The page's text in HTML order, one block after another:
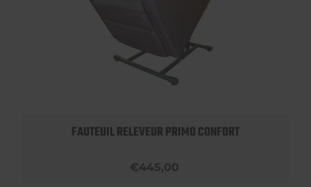
FAUTEUIL RELEVEUR PRIMO CONFORT
€445,00